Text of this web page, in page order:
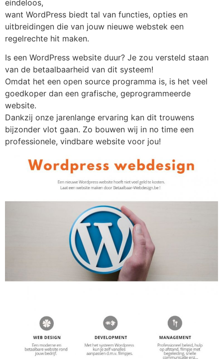
eindeloos,
want WordPress biedt tal van functies, opties en
uitbreidingen die van jouw nieuwe webstek een
regelrechte hit maken.
Is een WordPress website duur? Je zou versteld staan
van de betaalbaarheid van dit systeem!
Omdat het een open source programma is, is het veel
goedkoper dan een grafische, geprogrammeerde
website.
Dankzij onze jarenlange ervaring kan dit trouwens
bijzonder vlot gaan. Zo bouwen wij in no time een
professionele, vindbare website voor jou!